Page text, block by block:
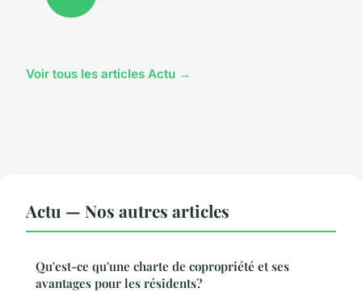
Voir tous les articles Actu →
Actu — Nos autres articles
Qu'est-ce qu'une charte de copropriété et ses
avantages pour les résidents?